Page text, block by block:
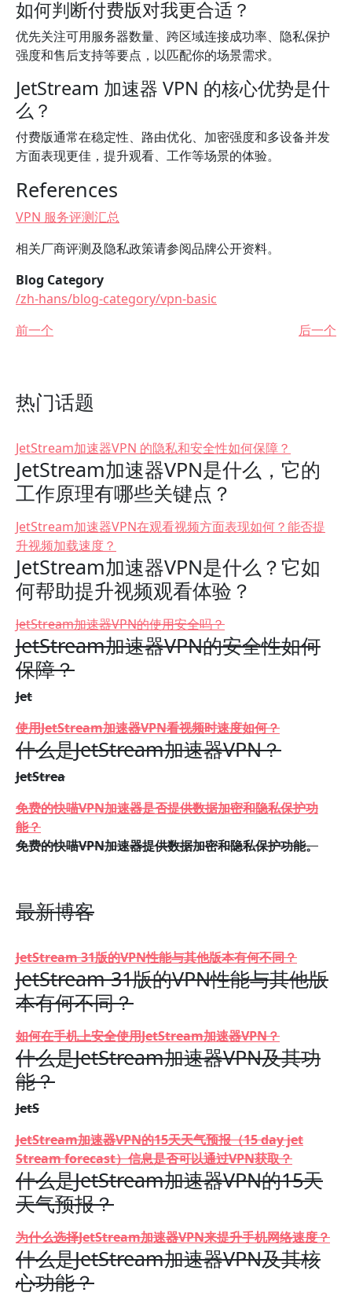
如何判断付费版对我更合适？
优先关注可用服务器数量、跨区域连接成功率、隐私保护
强度和售后支持等要点，以匹配你的场景需求。
JetStream 加速器 VPN 的核心优势是什
么？
付费版通常在稳定性、路由优化、加密强度和多设备并发
方面表现更佳，提升观看、工作等场景的体验。
References
VPN 服务评测汇总
相关厂商评测及隐私政策请参阅品牌公开资料。
Blog Category
/zh-hans/blog-category/vpn-basic
前一个
后一个
热门话题
JetStream加速器VPN 的隐私和安全性如何保障？
JetStream加速器VPN是什么，它的
工作原理有哪些关键点？
JetStream加速器VPN在观看视频方面表现如何？能否提
升视频加载速度？
JetStream加速器VPN是什么？它如
何帮助提升视频观看体验？
JetStream加速器VPN的使用安全吗？
JetStream加速器VPN的安全性如何
保障？
Jet
使用JetStream加速器VPN看视频时速度如何？
什么是JetStream加速器VPN？
JetStrea
免费的快喵VPN加速器是否提供数据加密和隐私保护功
能？
免费的快喵VPN加速器提供数据加密和隐私保护功能。
最新博客
JetStream 31版的VPN性能与其他版本有何不同？
JetStream 31版的VPN性能与其他版
本有何不同？
如何在手机上安全使用JetStream加速器VPN？
什么是JetStream加速器VPN及其功
能？
JetS
JetStream加速器VPN的15天天气预报（15 day jet
Stream forecast）信息是否可以通过VPN获取？
什么是JetStream加速器VPN的15天
天气预报？
为什么选择JetStream加速器VPN来提升手机网络速度？
什么是JetStream加速器VPN及其核
心功能？